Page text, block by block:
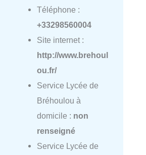
Téléphone :
+33298560004
Site internet :
http://www.brehoul
ou.fr/
Service Lycée de
Bréhoulou à
domicile : non
renseigné
Service Lycée de